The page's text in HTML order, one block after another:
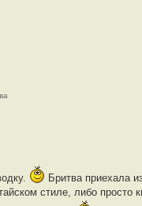
Бритва приехала
стиле, либо просто